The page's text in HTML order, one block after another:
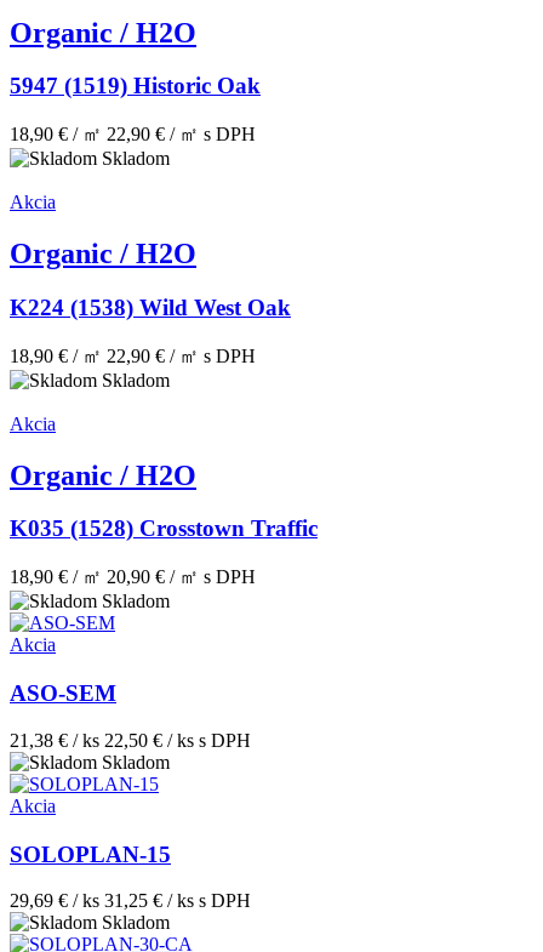
Organic / H2O
5947 (1519) Historic Oak
18,90 € / ㎡ 22,90 € / ㎡ s DPH
Skladom
Akcia
Organic / H2O
K224 (1538) Wild West Oak
18,90 € / ㎡ 22,90 € / ㎡ s DPH
Skladom
Akcia
Organic / H2O
K035 (1528) Crosstown Traffic
18,90 € / ㎡ 20,90 € / ㎡ s DPH
Skladom
Akcia
ASO-SEM
21,38 € / ks 22,50 € / ks s DPH
Skladom
Akcia
SOLOPLAN-15
29,69 € / ks 31,25 € / ks s DPH
Skladom